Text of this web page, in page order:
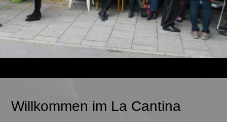
Willkommen im La Cantina